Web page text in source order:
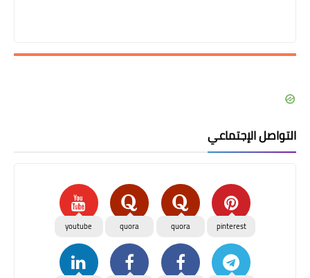
التواصل الإجتماعي
pinterest
quora
quora
youtube